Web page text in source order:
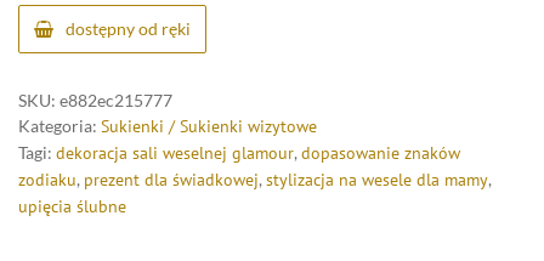
dostępny od ręki
SKU: e882ec215777
Kategoria: Sukienki / Sukienki wizytowe
Tagi: dekoracja sali weselnej glamour, dopasowanie znaków
zodiaku, prezent dla świadkowej, stylizacja na wesele dla mamy,
upięcia ślubne